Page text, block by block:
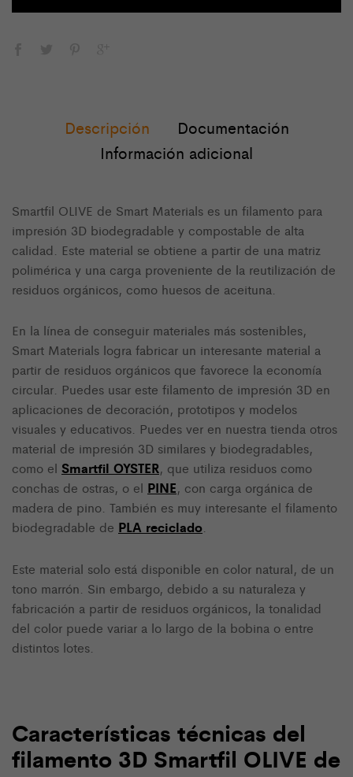
Descripción
Documentación
Información adicional
Smartfil OLIVE de Smart Materials es un filamento para
impresión 3D biodegradable y compostable de alta
calidad. Este material se obtiene a partir de una matriz
polimérica y una carga proveniente de la reutilización de
residuos orgánicos, como huesos de aceituna.
En la línea de conseguir materiales más sostenibles,
Smart Materials logra fabricar un interesante material a
partir de residuos orgánicos que favorece la economía
circular. Puedes usar este filamento de impresión 3D en
aplicaciones de decoración, prototipos y modelos
visuales y educativos. Puedes ver en nuestra tienda otros
material de impresión 3D similares y biodegradables,
como el Smartfil OYSTER, que utiliza residuos como
conchas de ostras, o el PINE, con carga orgánica de
madera de pino. También es muy interesante el filamento
biodegradable de PLA reciclado.
Este material solo está disponible en color natural, de un
tono marrón. Sin embargo, debido a su naturaleza y
fabricación a partir de residuos orgánicos, la tonalidad
del color puede variar a lo largo de la bobina o entre
distintos lotes.
Características técnicas del
filamento 3D Smartfil OLIVE de